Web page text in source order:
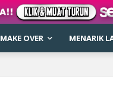
MAKE OVER MENARIK